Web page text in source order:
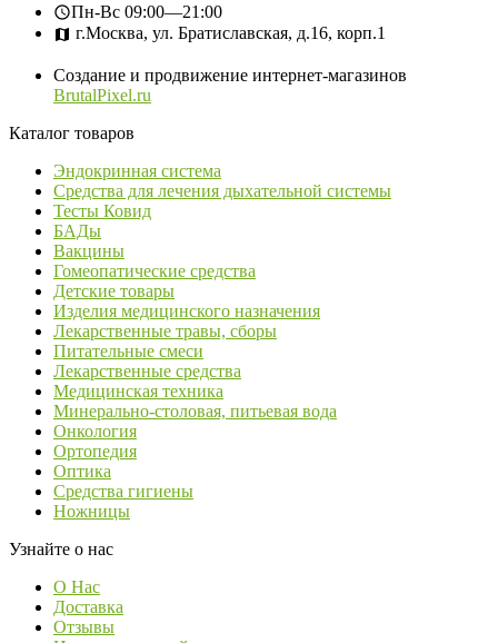
Пн-Вс 09:00—21:00
г.Москва, ул. Братиславская, д.16, корп.1
Создание и продвижение интернет-магазинов
BrutalPixel.ru
Каталог товаров
Эндокринная система
Средства для лечения дыхательной системы
Тесты Ковид
БАДы
Вакцины
Гомеопатические средства
Детские товары
Изделия медицинского назначения
Лекарственные травы, сборы
Питательные смеси
Лекарственные средства
Медицинская техника
Минерально-столовая, питьевая вода
Онкология
Ортопедия
Оптика
Средства гигиены
Ножницы
Узнайте о нас
О Нас
Доставка
Отзывы